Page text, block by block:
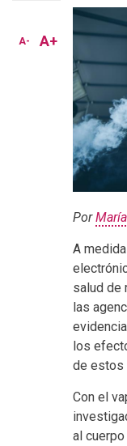
A- A+
Por
A
salud de
las
los
de estos
Con el
al